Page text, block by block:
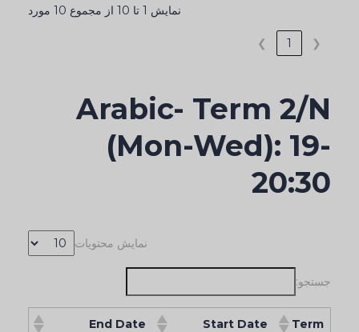
نمایش 1 تا 10 از مجموع 10 مورد
❮
1
❯
Arabic- Term 2/N
(Mon-Wed): 19-
20:30
نمایش محتویات
جستجو:
Term
Start Date
End Date